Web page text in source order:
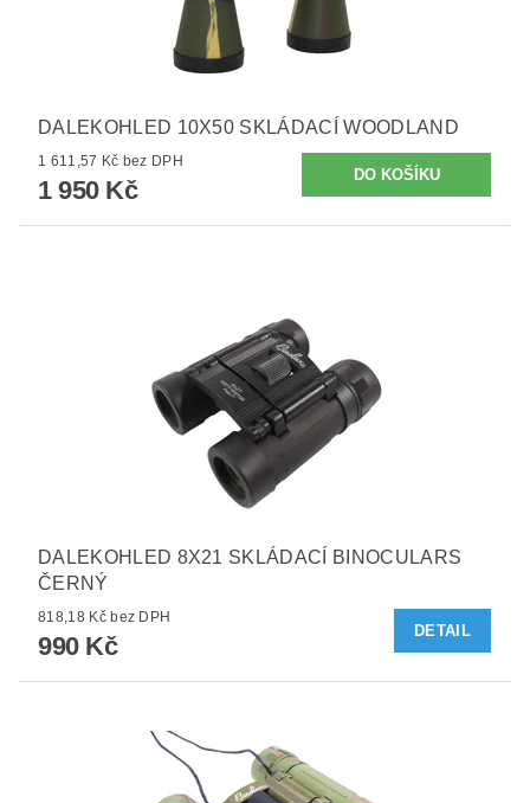
DALEKOHLED 10X50 SKLÁDACÍ WOODLAND
1 611,57 Kč bez DPH
1 950 Kč
DALEKOHLED 8X21 SKLÁDACÍ BINOCULARS
ČERNÝ
818,18 Kč bez DPH
990 Kč
DETAIL